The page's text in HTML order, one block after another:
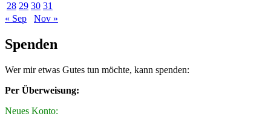
28 29 30 31
« Sep
Nov »
Spenden
Wer mir etwas Gutes tun möchte, kann spenden:
Per Überweisung:
Neues Konto: